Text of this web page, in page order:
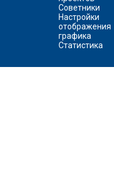
Советники
Настройки
отображения
графика
Статистика